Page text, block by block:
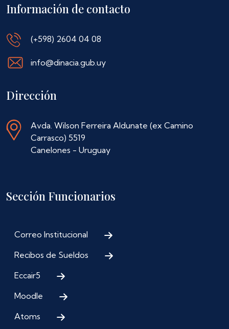
Información de contacto
(+598) 2604 04 08
info@dinacia.gub.uy
Dirección
Avda. Wilson Ferreira Aldunate (ex Camino
Carrasco) 5519
Canelones - Uruguay
Sección Funcionarios
Correo Institucional
Recibos de Sueldos
Eccair5
Moodle
Atoms